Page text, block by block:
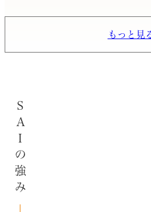
もっと見
SAIの強み